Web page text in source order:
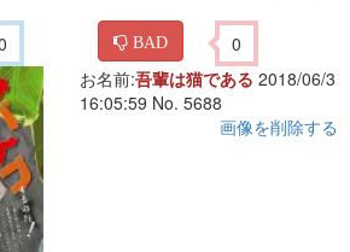
BAD 0
お名前:吾輩は猫である 2018/06/3
16:05:59 No. 5688
画像を削除する